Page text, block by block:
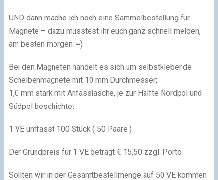
UND dann mache ich noch eine Sammelbestellung für
Magnete – dazu müsstest ihr euch ganz schnell melden,
am besten morgen :=)
Bei den Magneten handelt es sich um selbstklebende
Scheibenmagnete mit 10 mm Durchmesser;
1,0 mm stark mit Anfasslasche, je zur Hälfte Nordpol und
Südpol beschichtet
1 VE umfasst 100 Stück ( 50 Paare )
Der Grundpreis für 1 VE beträgt € 15,50 zzgl. Porto
Sollten wir in der Gesamtbestellmenge auf 50 VE kommen